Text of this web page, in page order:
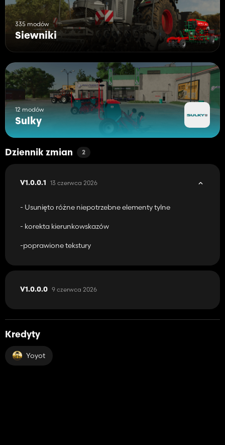
335 modów
Siewniki
12 modów
Sulky
Dziennik zmian 2
V1.0.0.1 13 czerwca 2026
- Usunięto różne niepotrzebne elementy tylne
- korekta kierunkowskazów
-poprawione tekstury
V1.0.0.0 9 czerwca 2026
Kredyty
Yoyot